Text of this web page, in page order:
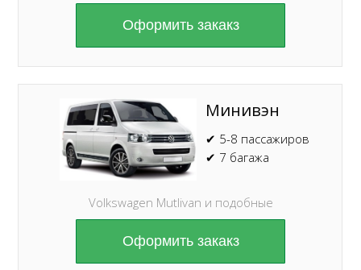
Минивэн
Volkswagen Mutlivan и подобные
✔ 5-8 пассажиров
✔ 7 багажа
Оформить закакз
Оформить закакз